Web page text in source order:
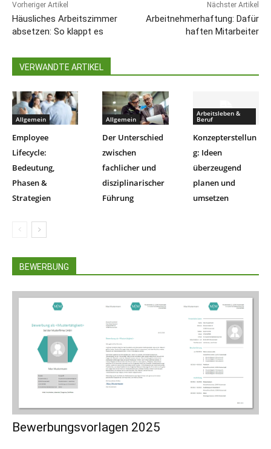
Vorheriger Artikel
Häusliches Arbeitszimmer
absetzen: So klappt es
Nächster Artikel
Arbeitnehmerhaftung: Dafür
haften Mitarbeiter
VERWANDTE ARTIKEL
Allgemein
Employee
Lifecycle:
Bedeutung,
Phasen &
Strategien
Allgemein
Der Unterschied
zwischen
fachlicher und
disziplinarischer
Führung
Arbeitsleben &
Beruf
Konzepterstellun
g: Ideen
überzeugend
planen und
umsetzen
BEWERBUNG
Bewerbungsvorlagen 2025